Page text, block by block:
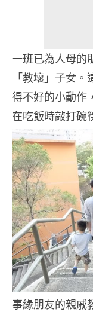
一班已為人母的
「教壞」子女
得不好的小動作
在吃飯時敲打碗
事緣朋友的親戚